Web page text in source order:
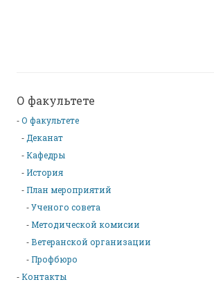
О факультете
О факультете
Деканат
Кафедры
История
План мероприятий
Ученого совета
Методической комисии
Ветеранской организации
Профбюро
Контакты